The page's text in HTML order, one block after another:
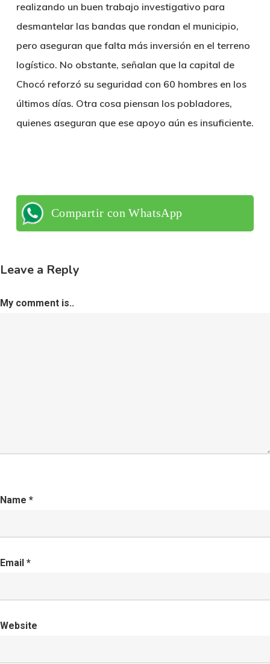
realizando un buen trabajo investigativo para
desmantelar las bandas que rondan el municipio,
pero aseguran que falta más inversión en el terreno
logístico. No obstante, señalan que la capital de
Chocó reforzó su seguridad con 60 hombres en los
últimos días. Otra cosa piensan los pobladores,
quienes aseguran que ese apoyo aún es insuficiente.
Compartir con WhatsApp
Leave a Reply
My comment is..
Name *
Email *
Website